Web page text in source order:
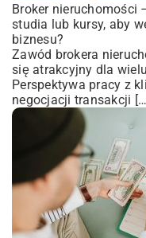
Broker nieruchomości
studia lub kursy, aby
biznesu?
Zawód brokera
się atrakcyjny dla
Perspektywa pracy z
negocjacji transakcji